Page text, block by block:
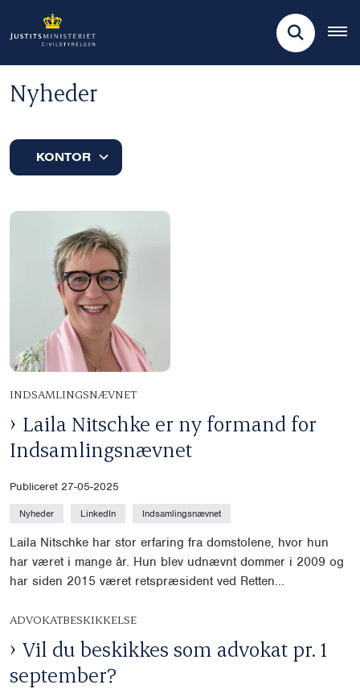
Nyheder
KONTOR
INDSAMLINGSNÆVNET
Laila Nitschke er ny formand for
Indsamlingsnævnet
Publiceret 27-05-2025
Nyheder LinkedIn Indsamlingsnævnet
Laila Nitschke har stor erfaring fra domstolene, hvor hun
har været i mange år. Hun blev udnævnt dommer i 2009 og
har siden 2015 været retspræsident ved Retten...
ADVOKATBESKIKKELSE
Vil du beskikkes som advokat pr. 1
september?